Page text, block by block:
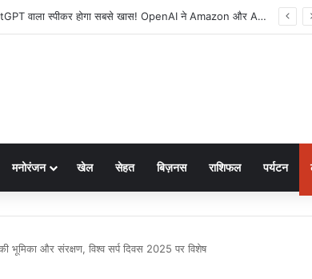
ChatGPT वाला स्पीकर होगा सबसे खास! OpenAI ने Amazon और Apple के लिए बढ़ाई टेंशन
मनोरंजन खेल सेहत बिज़नस राशिफल पर्यटन
भूमिका और संरक्षण, विश्व सर्प दिवस 2025 पर विशेष